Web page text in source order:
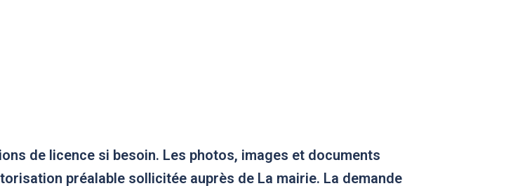
de licence si besoin. Les photos, images et documents
préalable sollicitée auprès de La mairie. La demande